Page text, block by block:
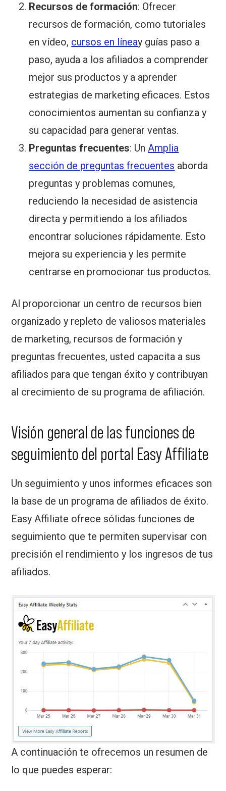
Recursos de formación: Ofrecer
recursos de formación, como tutoriales
en vídeo, cursos en líneay guías paso a
paso, ayuda a los afiliados a comprender
mejor sus productos y a aprender
estrategias de marketing eficaces. Estos
conocimientos aumentan su confianza y
su capacidad para generar ventas.
Preguntas frecuentes: UnAmplia
sección de preguntas frecuentes aborda
preguntas y problemas comunes,
reduciendo la necesidad de asistencia
directa y permitiendo a los afiliados
encontrar soluciones rápidamente. Esto
mejora su experiencia y les permite
centrarse en promocionar tus productos.
Al proporcionar un centro de recursos bien
organizado y repleto de valiosos materiales
de marketing, recursos de formación y
preguntas frecuentes, usted capacita a sus
afiliados para que tengan éxito y contribuyan
al crecimiento de su programa de afiliación.
Visión general de las funciones de
seguimiento del portal Easy Affiliate
Un seguimiento y unos informes eficaces son
la base de un programa de afiliados de éxito.
Easy Affiliate ofrece sólidas funciones de
seguimiento que te permiten supervisar con
precisión el rendimiento y los ingresos de tus
afiliados.
A continuación te ofrecemos un resumen de
lo que puedes esperar: